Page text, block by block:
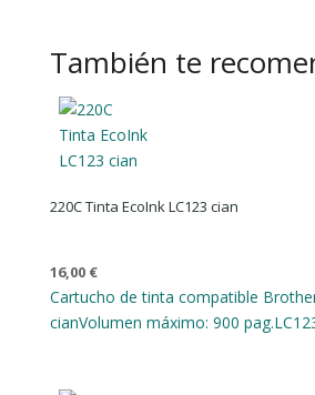
También te
220C Tinta EcoInk LC123 cian
16,00 €
Cartucho de tinta compatible
cianVolumen máximo: 900 pag.